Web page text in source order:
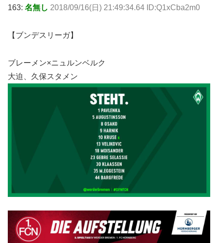
163: 名無し 2018/09/16(日) 21:49:34.64 ID:Q1xCba2m0
【ブンデスリーガ】
ブレーメン×ニュルンベルク
大迫、久保スタメン